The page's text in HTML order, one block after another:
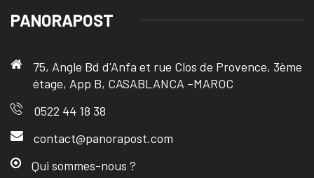
PANORAPOST
75, Angle Bd d'Anfa et rue Clos de Provence, 3ème
étage, App B, CASABLANCA –MAROC
0522 44 18 38
contact@panorapost.com
Qui sommes-nous ?